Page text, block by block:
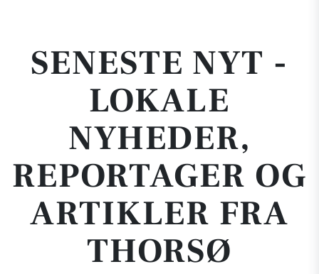
SENESTE NYT -
LOKALE
NYHEDER,
REPORTAGER OG
ARTIKLER FRA
THORSØ